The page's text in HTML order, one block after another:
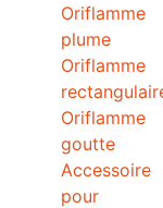
Oriflamme
plume
Oriflamme
Oriflamme
goutte
Accessoire
pour